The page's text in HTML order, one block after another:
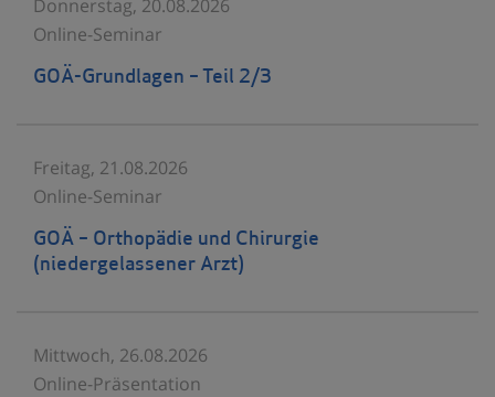
Donnerstag, 20.08.2026
Online-Seminar
GOÄ-Grundlagen – Teil 2/3
Freitag, 21.08.2026
Online-Seminar
GOÄ – Orthopädie und Chirurgie
(niedergelassener Arzt)
Mittwoch, 26.08.2026
Online-Präsentation